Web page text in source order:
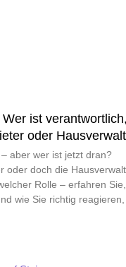
ist
oder
aber wer ist jetzt dran?
oder doch die
Rolle – erfahren
wie Sie richtig